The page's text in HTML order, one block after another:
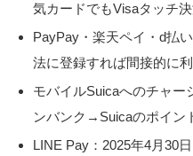
気カードでもVisaタッチ決
PayPay・楽天ペイ・d払
法に登録すれば間接的に
モバイルSuicaへのチャ
ンバンク→Suicaのポイン
LINE Pay： 2025年4月30